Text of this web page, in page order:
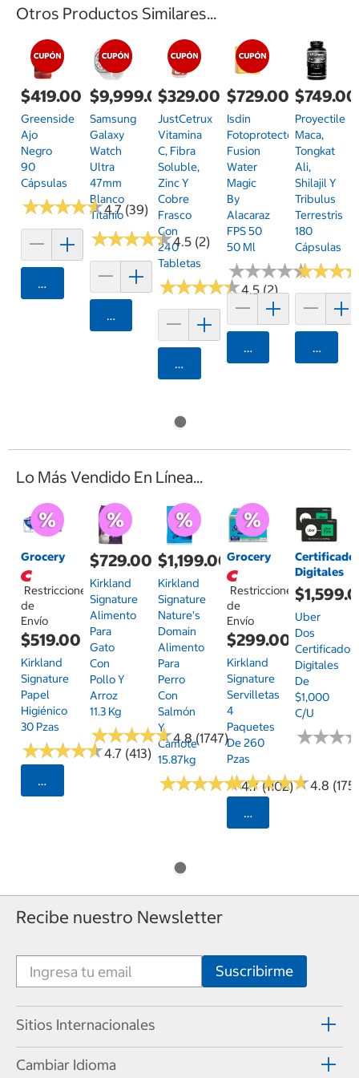
Otros Productos Similares...
$419.00
Greenside
Ajo
Negro
90
Cápsulas
★★★★★
★★★★★4.7 (39)
Agregar
$9,999.00
Samsung
Galaxy
Watch
Ultra
47mm
Blanco
Titanio
★★★★★
★★★★★4.5 (2)
Agregar
$329.00
JustCetrux
Vitamina
C, Fibra
Soluble,
Zinc Y
Cobre
Frasco
Con
240
Tabletas
★★★★★
★★★★★4.5 (2)
Agregar
$729.00
Isdin
Fotoprotector
Fusion
Water
Magic
By
Alacaraz
FPS 50
50 Ml
★★★★★
★★★★★
Agregar
$749.00
Proyectile
Maca,
Tongkat
Ali,
Shilajil Y
Tribulus
Terrestris
180
Cápsulas
★★★
★★★
Lo Más Vendido En Línea...
Grocery
Restricciones
de
Envío
$519.00
Kirkland
Signature
Papel
Higiénico
30 Pzas
★★★★★
★★★★★4.7 (413)
Seleccionar Código Postal
$729.00
Kirkland
Signature
Alimento
Para
Gato
Con
Pollo Y
Arroz
11.3 Kg
★★★★★
★★★★★4.8 (1747)
$1,199.00
Kirkland
Signature
Nature's
Domain
Alimento
Para
Perro
Con
Salmón
Y
Camote
15.87kg
★★★★★
★★★★★4.7 (1102)
Grocery
Restricciones
de
Envío
$299.00
Kirkland
Signature
Servilletas
4
Paquetes
De 260
Pzas
★★★★★
★★★★★4.8 (175)
Seleccionar
Digitales
Uber
Dos
Certificados
Digitales
De
$1,000
C/u
★★★
★★★
Recibe nuestro Newsletter
Sitios Internacionales
Cambiar Idioma